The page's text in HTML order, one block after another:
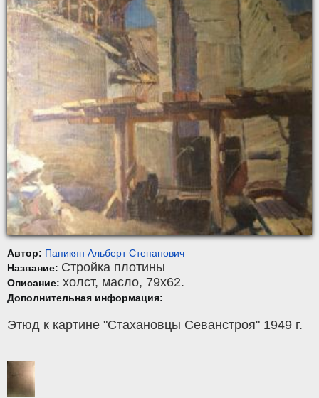
Автор: Папикян Альберт Степанович
Название: Стройка плотины
Описание: холст, масло, 79x62.
Дополнительная информация:
Этюд к картине "Стахановцы Севанстроя" 1949 г.